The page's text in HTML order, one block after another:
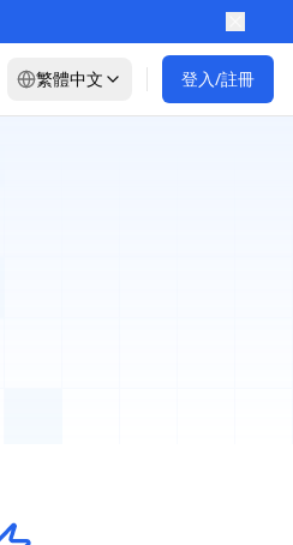
繁體中文 登入/註冊